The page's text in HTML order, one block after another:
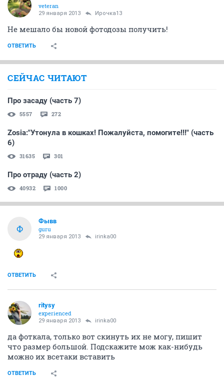
veteran
29 января 2013 Ирочка13
Не мешало бы новой фотодозы получить!
ОТВЕТИТЬ
СЕЙЧАС ЧИТАЮТ
Про засаду (часть 7)
5557 272
Zosia:"Утонула в кошках! Пожалуйста, помогите!!!" (часть
6)
31635 301
Про отраду (часть 2)
40932 1000
Ф
Фывв
guru
29 января 2013 irinka00
ОТВЕТИТЬ
ritysy
experienced
29 января 2013 irinka00
да фоткала, только вот скинуть их не могу, пишит
что размер большой. Подскажите мож как-нибудь
можно их всетаки вставить
ОТВЕТИТЬ